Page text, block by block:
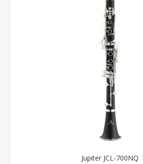
Jupiter JCL-700NQ